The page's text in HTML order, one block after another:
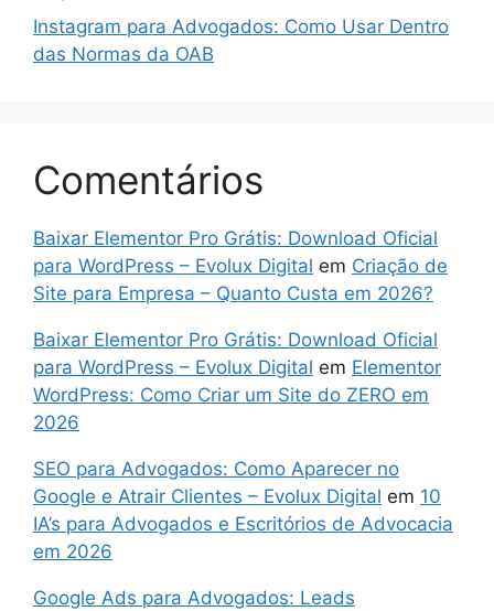
Instagram para Advogados: Como Usar Dentro
das Normas da OAB
Comentários
Baixar Elementor Pro Grátis: Download Oficial
para WordPress – Evolux Digital em Criação de
Site para Empresa – Quanto Custa em 2026?
Baixar Elementor Pro Grátis: Download Oficial
para WordPress – Evolux Digital em Elementor
WordPress: Como Criar um Site do ZERO em
2026
SEO para Advogados: Como Aparecer no
Google e Atrair Clientes – Evolux Digital em 10
IA’s para Advogados e Escritórios de Advocacia
em 2026
Google Ads para Advogados: Leads